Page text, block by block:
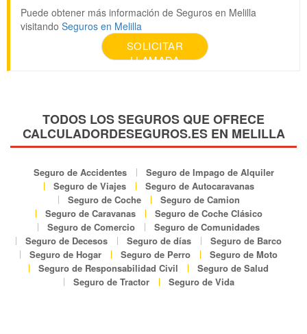
Puede obtener más información de Seguros en Melilla
visitando Seguros en Melilla
SOLICITAR
LLAMADA
TODOS LOS SEGUROS QUE OFRECE
CALCULADORDESEGUROS.ES EN MELILLA
Seguro de Accidentes
Seguro de Impago de Alquiler
Seguro de Viajes
Seguro de Autocaravanas
Seguro de Coche
Seguro de Camion
Seguro de Caravanas
Seguro de Coche Clásico
Seguro de Comercio
Seguro de Comunidades
Seguro de Decesos
Seguro de días
Seguro de Barco
Seguro de Hogar
Seguro de Perro
Seguro de Moto
Seguro de Responsabilidad Civil
Seguro de Salud
Seguro de Tractor
Seguro de Vida